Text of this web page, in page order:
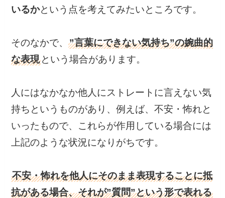
いるかという点を考えてみたいところです。
そのなかで、”言葉にできない気持ち”の婉曲的
な表現 という場合があります。
人にはなかなか他人にストレートに言えない気
持ちというものがあり、例えば、不安・怖れと
いったもので、これらが作用している場合には
上記のような状況になりがちです。
不安・怖れを他人にそのまま表現することに抵
抗がある場合、それが”質問”という形で表れる